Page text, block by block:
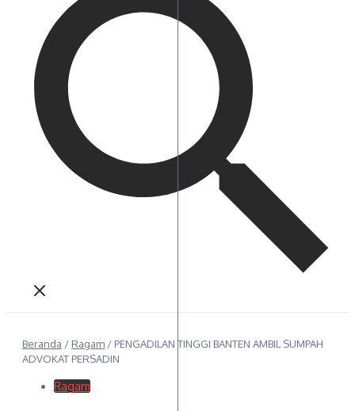
Beranda / Ragam / PENGADILAN TINGGI BANTEN AMBIL SUMPAH
ADVOKAT PERSADIN
Ragam